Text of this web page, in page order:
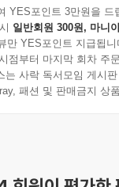
YES포인트 3만원을 드
일반회원 300원, 마니
만 YES포인트 지급됩니
점부터 마지막 회차 주
는 사락 독서모임 게시
패션 및 판매금지 상